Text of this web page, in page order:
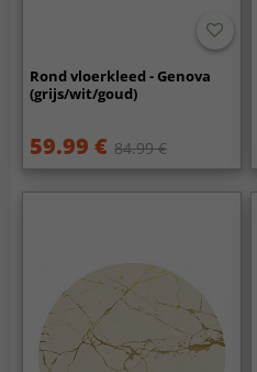
Rond vloerkleed - Genova
(grijs/wit/goud)
59.99 € 84.99 €